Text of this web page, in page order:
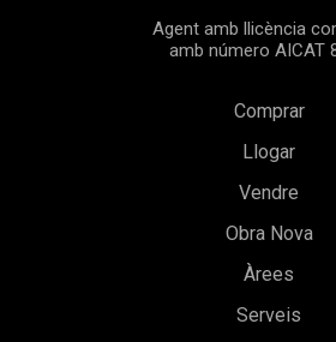
Agent amb llicència
amb número AICAT
Comprar
Llogar
Vendre
Obra Nova
Àrees
Serveis
Guardar configuració